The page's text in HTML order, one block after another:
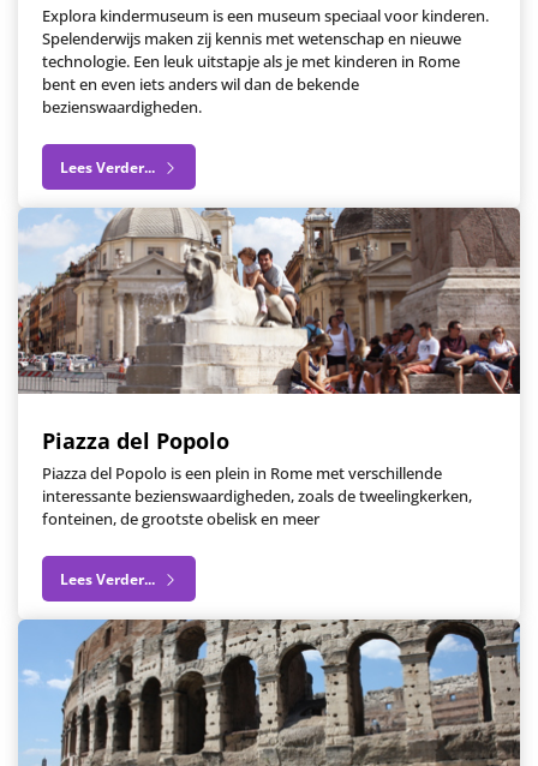
Explora kindermuseum is een museum speciaal voor kinderen.
Spelenderwijs maken zij kennis met wetenschap en nieuwe
technologie. Een leuk uitstapje als je met kinderen in Rome
bent en even iets anders wil dan de bekende
bezienswaardigheden.
Lees Verder...
Piazza del Popolo
Piazza del Popolo is een plein in Rome met verschillende
interessante bezienswaardigheden, zoals de tweelingkerken,
fonteinen, de grootste obelisk en meer
Lees Verder...